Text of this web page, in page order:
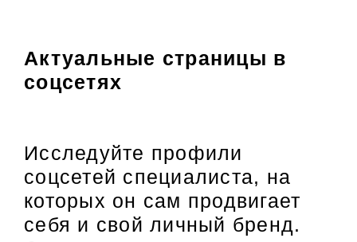
Актуальные страницы в
соцсетях
Исследуйте профили
соцсетей специалиста, на
которых он сам продвигает
себя и свой личный бренд.